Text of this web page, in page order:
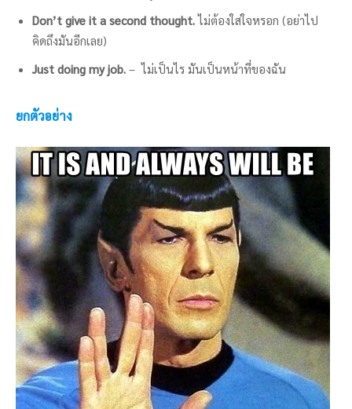
Don’t give it a second thought.ไม่ต้องใส่ใจหรอก (อย่าไป
คิดถึงมันอีกเลย)
Just doing my job. – ไม่เป็นไร มันเป็นหน้าที่ของฉัน
ยกตัวอย่าง